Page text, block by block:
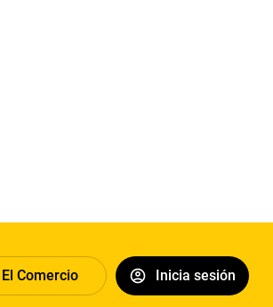
Comercio Inicia sesión